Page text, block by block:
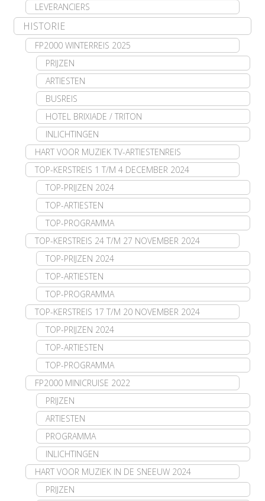
LEVERANCIERS
HISTORIE
FP2000 WINTERREIS 2025
PRIJZEN
ARTIESTEN
BUSREIS
HOTEL BRIXIADE / TRITON
INLICHTINGEN
HART VOOR MUZIEK TV-ARTIESTENREIS
TOP-KERSTREIS 1 T/M 4 DECEMBER 2024
TOP-PRIJZEN 2024
TOP-ARTIESTEN
TOP-PROGRAMMA
TOP-KERSTREIS 24 T/M 27 NOVEMBER 2024
TOP-PRIJZEN 2024
TOP-ARTIESTEN
TOP-PROGRAMMA
TOP-KERSTREIS 17 T/M 20 NOVEMBER 2024
TOP-PRIJZEN 2024
TOP-ARTIESTEN
TOP-PROGRAMMA
FP2000 MINICRUISE 2022
PRIJZEN
ARTIESTEN
PROGRAMMA
INLICHTINGEN
HART VOOR MUZIEK IN DE SNEEUW 2024
PRIJZEN